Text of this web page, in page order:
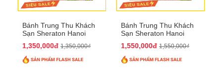
Bánh Trung Thu Khách
Sạn Sheraton Hanoi
1,350,000đ 1,350,000₫
Bánh Trung Thu Khách
Sạn Sheraton Hanoi
1,550,000đ 1,550,000₫